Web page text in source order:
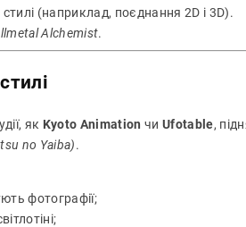
(наприклад, поєднання 2D і 3D).
Alchemist.
як Kyoto Animation чиUfotable,
no Yaiba).
фотографії;